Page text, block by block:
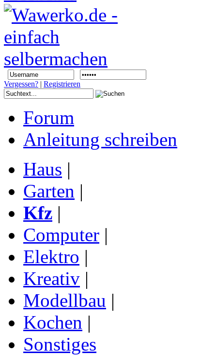
Vergessen? | Registrieren
Forum
Anleitung schreiben
Haus |
Garten |
Kfz |
Computer |
Elektro |
Kreativ |
Modellbau |
Kochen |
Sonstiges